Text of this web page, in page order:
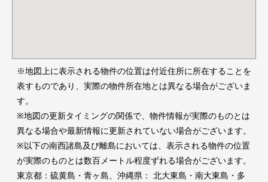
※地図上に表示される物件の位置は付近住所に所在することを
表すものであり、実際の物件所在地とは異なる場合がございま
す。
※地図の更新タイミングの関係で、物件情報が実際のものとは
異なる場合や最新情報に更新されていない場合がございます。
※以下の南西諸島及び離島においては、表示される物件の位置
が実際のものとは数百メートル程度ずれる場合がございます。
東京都：硫黄島・青ヶ島、沖縄県： 北大東島・南大東島・多